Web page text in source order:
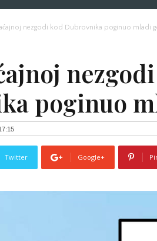
nezgodi kod Dubrovnika poginuo mladi
poginuo
Twitter Google+